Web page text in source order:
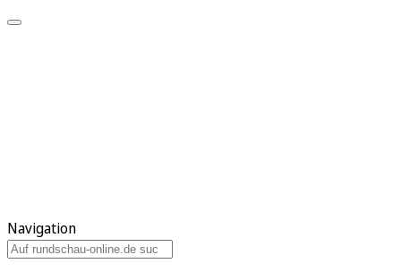
Navigation